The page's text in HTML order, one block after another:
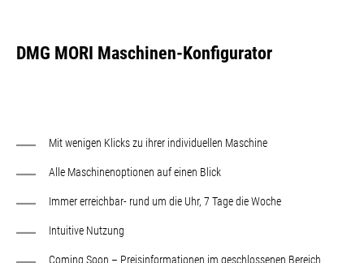
DMG MORI Maschinen-Konfigurator
Mit wenigen Klicks zu ihrer individuellen Maschine
Alle Maschinenoptionen auf einen Blick
Immer erreichbar- rund um die Uhr, 7 Tage die Woche
Intuitive Nutzung
Coming Soon – Preisinformationen im geschlossenen Bereich